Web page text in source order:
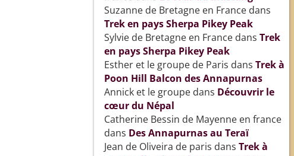
Suzanne de Bretagne en Francedans
Trek en pays Sherpa Pikey Peak
Sylvie de Bretagne en Francedans Trek
en pays Sherpa Pikey Peak
Esther et le groupe de Paris dans Trek à
Poon Hill Balcon des Annapurnas
Annick et le groupedans Découvrir le
cœur du Népal
Catherine Bessin de Mayenne en france
dans Des Annapurnas au Teraï
Jean de Oliveira de paris dans Trek à